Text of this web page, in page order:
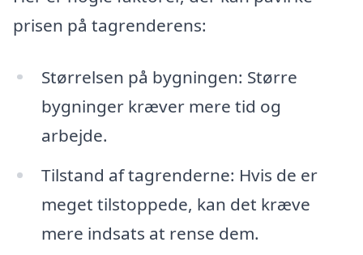
prisen på tagrenderens:
Størrelsen på bygningen: Større
bygninger kræver mere tid og
arbejde.
Tilstand af tagrenderne: Hvis de er
meget tilstoppede, kan det kræve
mere indsats at rense dem.